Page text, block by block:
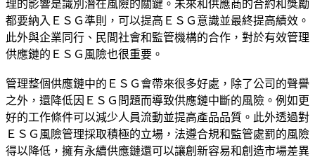
理的影響是識別潛在風險的關鍵。未來和供應商的合約和獎勵
都要納入ＥＳＧ準則，可以提高ＥＳＧ意識並最終提高績效。
此外與企業同行、民間社會和監管機構的合作，對於有效管理
供應鏈的ＥＳＧ風險也很重要。
管理整個供應鏈中的ＥＳＧ會帶來很多好處，除了公司的聲譽
之外，還降低因ＥＳＧ問題而導致供應鏈中斷的風險。例如更
好的工作條件可以減少人員流動並提高產品品質。此外透過對
ＥＳＧ風險管理採取積極的立場，法遵合規和監管處罰的風險
得以降低，擁有永續供應鏈還可以讓創新容易和創造市場差異